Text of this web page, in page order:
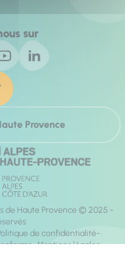
sur
Provence
de Haute Provence © 2025 -
de confidentialité
Mentions légales